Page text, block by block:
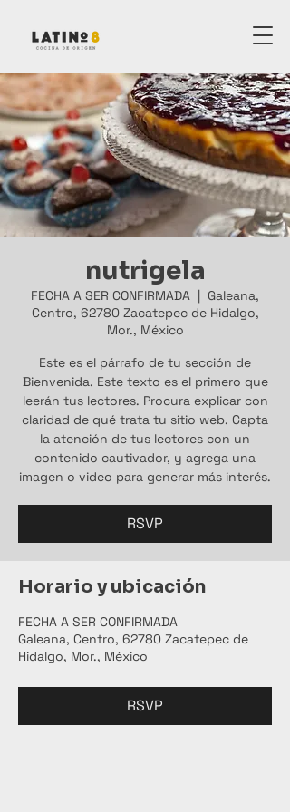
nutrigela
FECHA A SER CONFIRMADA
  |
Galeana,
Centro, 62780 Zacatepec de Hidalgo,
Mor., México
Este es el párrafo de tu sección de
Bienvenida. Este texto es el primero que
leerán tus lectores. Procura explicar con
claridad de qué trata tu sitio web. Capta
la atención de tus lectores con un
contenido cautivador, y agrega una
imagen o video para generar más interés.
RSVP
Horario y ubicación
FECHA A SER CONFIRMADA
Galeana, Centro, 62780 Zacatepec de
Hidalgo, Mor., México
RSVP